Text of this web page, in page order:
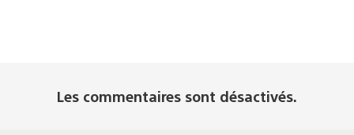
Les commentaires sont désactivés.